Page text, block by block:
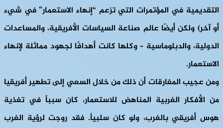
التقديمية في المؤتمرات التي تزعم “إنهاء الاستعمار” في شيء
أو آخر) ولكن أيضًا عالم صناعة السياسات الأفريقية، والمساعدات
الدولية، والدبلوماسية – وكلها كانت أهدافًا لجهود مماثلة لإنهاء
الاستعمار.
ومن عجيب المفارقات أن ذلك من خلال السعي إلى تطهير أفريقيا
من الأفكار الغربية المناهض للاستعمار، كان سبباً في تغذية
هوس أفريقي بالغرب، ولو كان سلبياً. فقد روجت لرؤية الغرب